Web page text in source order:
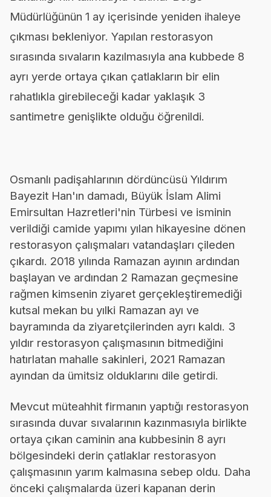
Müdürlüğünün 1 ay içerisinde yeniden ihaleye
çıkması bekleniyor. Yapılan restorasyon
sırasında sıvaların kazılmasıyla ana kubbede 8
ayrı yerde ortaya çıkan çatlakların bir elin
rahatlıkla girebileceği kadar yaklaşık 3
santimetre genişlikte olduğu öğrenildi.
Osmanlı padişahlarının dördüncüsü Yıldırım
Bayezit Han'ın damadı, Büyük İslam Alimi
Emirsultan Hazretleri'nin Türbesi ve isminin
verildiği camide yapımı yılan hikayesine dönen
restorasyon çalışmaları vatandaşları çileden
çıkardı. 2018 yılında Ramazan ayının ardından
başlayan ve ardından 2 Ramazan geçmesine
rağmen kimsenin ziyaret gerçekleştiremediği
kutsal mekan bu yılki Ramazan ayı ve
bayramında da ziyaretçilerinden ayrı kaldı. 3
yıldır restorasyon çalışmasının bitmediğini
hatırlatan mahalle sakinleri, 2021 Ramazan
ayından da ümitsiz olduklarını dile getirdi.
Mevcut müteahhit firmanın yaptığı restorasyon
sırasında duvar sıvalarının kazınmasıyla birlikte
ortaya çıkan caminin ana kubbesinin 8 ayrı
bölgesindeki derin çatlaklar restorasyon
çalışmasının yarım kalmasına sebep oldu. Daha
önceki çalışmalarda üzeri kapanan derin